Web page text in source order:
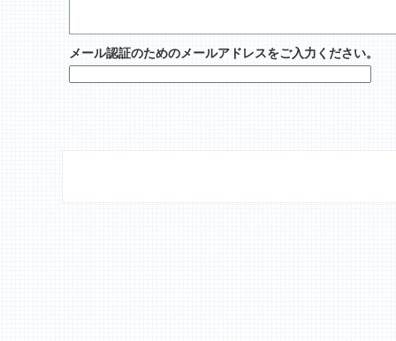
メール認証のためのメールアドレスをご入力ください。